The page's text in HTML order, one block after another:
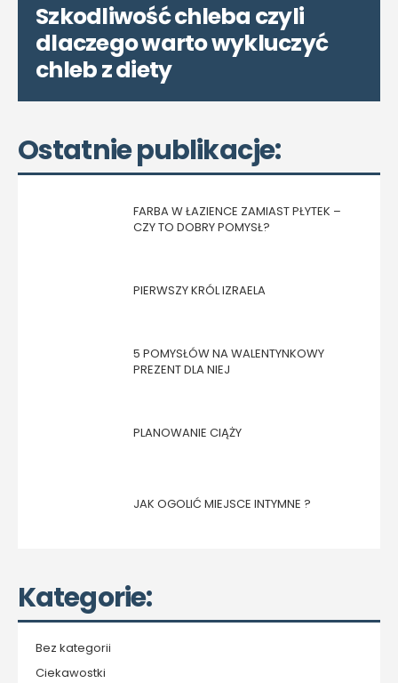
Szkodliwość chleba czyli
dlaczego warto wykluczyć
chleb z diety
Ostatnie publikacje:
FARBA W ŁAZIENCE ZAMIAST PŁYTEK –
CZY TO DOBRY POMYSŁ?
PIERWSZY KRÓL IZRAELA
5 POMYSŁÓW NA WALENTYNKOWY
PREZENT DLA NIEJ
PLANOWANIE CIĄŻY
JAK OGOLIĆ MIEJSCE INTYMNE ?
Kategorie:
Bez kategorii
Ciekawostki